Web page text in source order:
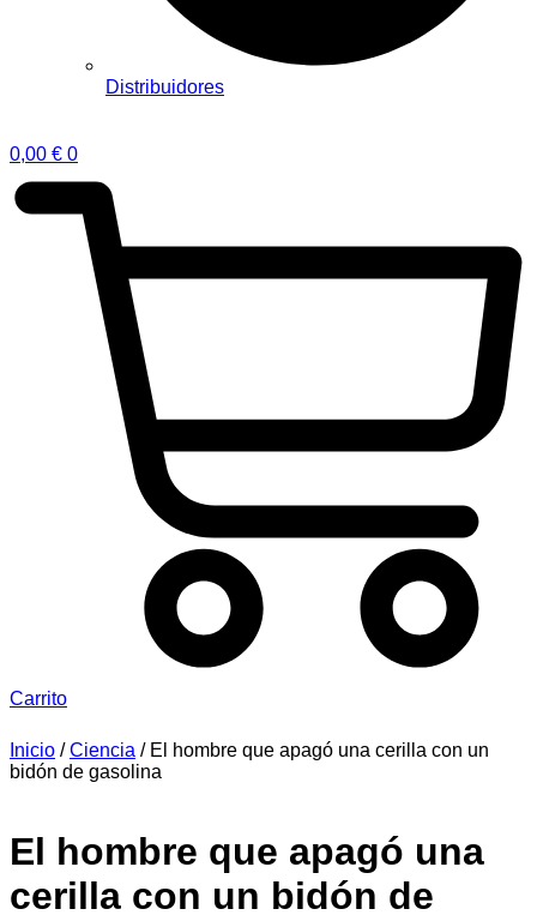
Distribuidores
0,00 € 0
Carrito
Inicio /Ciencia / El hombre que apagó una cerilla con un
bidón de gasolina
El hombre que apagó una
cerilla con un bidón de